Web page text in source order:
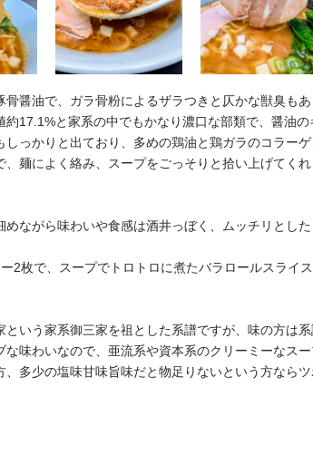
醤油で、ガラ骨粉によるザラつきと仄かな獣臭も
17.1%と家系の中でもかなり濃口な部類で、醤油の
っかりと出ており、多めの鶏油と鶏ガラのコラー
麺によく絡み、スープをごっそりと拾い上げてくれ
ながら味わいや食感は酒井っぼく、ムッチリとし
2枚で、スープでトロトロに煮たバラロールスラ
う家系御三家を祖とした系譜ですが、味の方は系
味わいなので、亜流系や資本系のクリーミーなス
多少の塩味甘味旨味だと物足りないという方ならツ